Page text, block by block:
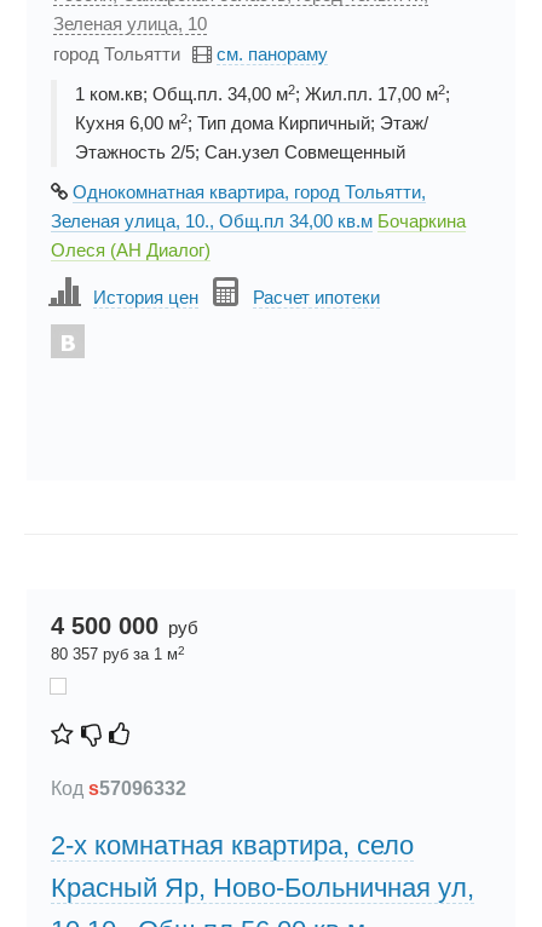
Зеленая улица, 10
город Тольятти
см. панораму
1 ком.кв; Общ.пл. 34,00 м2; Жил.пл. 17,00 м2;
Кухня 6,00 м2; Тип дома Кирпичный; Этаж/
Этажность 2/5; Сан.узел Совмещенный
Однокомнатная квартира, город Тольятти,
Зеленая улица, 10., Общ.пл 34,00 кв.м Бочаркина
Олеся (АН Диалог)
История цен Расчет ипотеки
4 500 000 руб
80 357 руб за 1 м2
Код s57096332
2-х комнатная квартира, село
Красный Яр, Ново-Больничная ул,